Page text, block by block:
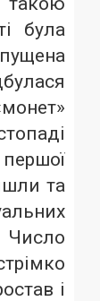
була
та
Число
і